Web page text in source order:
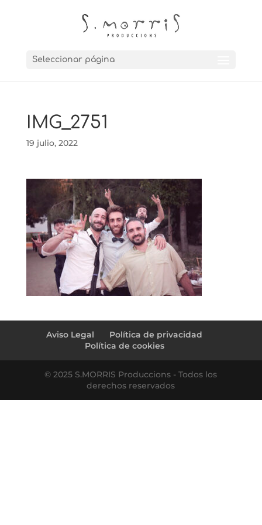
Seleccionar página
IMG_2751
19 julio, 2022
Aviso Legal
Política de privacidad
Política de cookies
© 2025 S.MORRIS Produccions - Todos los
derechos reservados